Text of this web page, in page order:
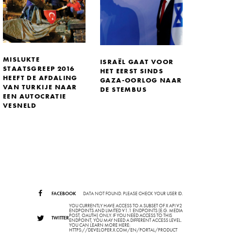
MISLUKTE
STAATSGREEP 2016
HEEFT DE AFDALING
VAN TURKIJE NAAR
EEN AUTOCRATIE
VESNELD
ISRAËL GAAT VOOR
HET EERST SINDS
GAZA-OORLOG NAAR
DE STEMBUS
FACEBOOK DATA NOT FOUND. PLEASE CHECK YOUR USER ID.
TWITTER
YOU CURRENTLY HAVE ACCESS TO A SUBSET OF X API V2
ENDPOINTS AND LIMITED V1.1 ENDPOINTS (E.G. MEDIA
POST, OAUTH) ONLY. IF YOU NEED ACCESS TO THIS
ENDPOINT, YOU MAY NEED A DIFFERENT ACCESS LEVEL.
YOU CAN LEARN MORE HERE:
HTTPS://DEVELOPER.X.COM/EN/PORTAL/PRODUCT